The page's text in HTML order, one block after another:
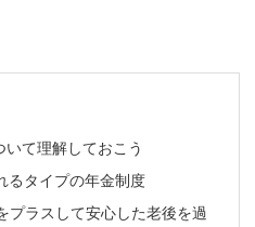
いて理解しておこう
るタイプの年金制度
プラスして安心した老後を過